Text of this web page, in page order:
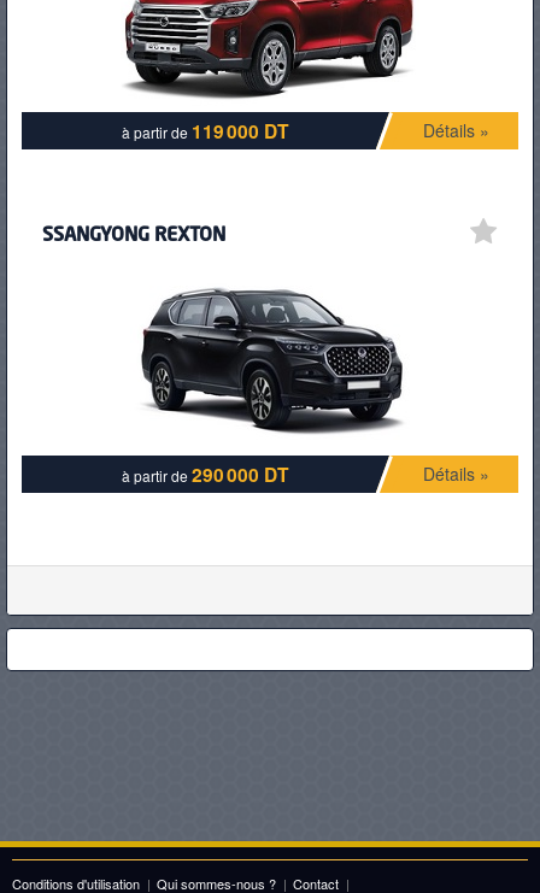
à partir de 119 000 DT Détails »
SSANGYONG REXTON
à partir de 290 000 DT Détails »
Conditions d'utilisation | Qui sommes-nous ? | Contact |